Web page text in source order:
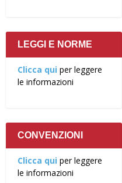
LEGGI E NORME
Clicca qui per leggere
le informazioni
CONVENZIONI
Clicca qui per leggere
le informazioni